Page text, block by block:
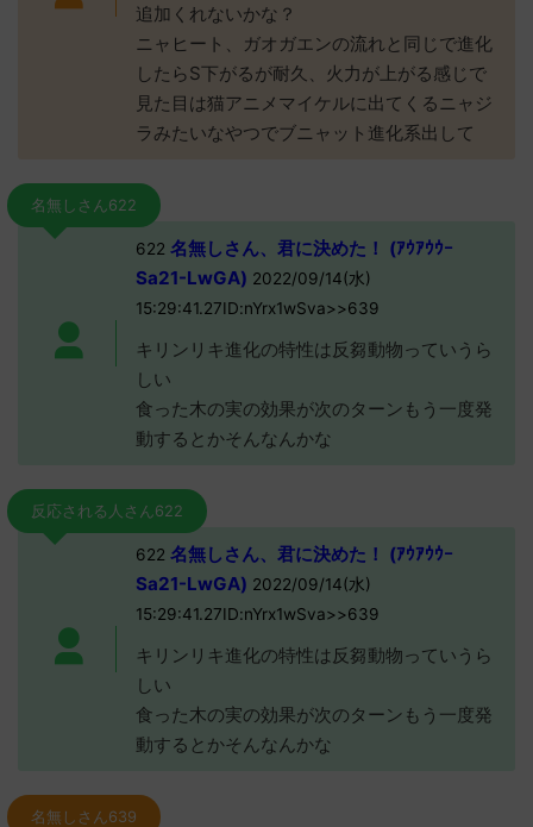
追加くれないかな？
ニャヒート、ガオガエンの流れと同じで進化
したらS下がるが耐久、火力が上がる感じで
見た目は猫アニメマイケルに出てくるニャジ
ラみたいなやつでブニャット進化系出して
名無しさん622
622 名無しさん、君に決めた！ (ｱｳｱｳｳｰ
Sa21-LwGA) 2022/09/14(水)
15:29:41.27ID:nYrx1wSva>>639
キリンリキ進化の特性は反芻動物っていうら
しい
食った木の実の効果が次のターンもう一度発
動するとかそんなんかな
反応される人さん622
622 名無しさん、君に決めた！ (ｱｳｱｳｳｰ
Sa21-LwGA) 2022/09/14(水)
15:29:41.27ID:nYrx1wSva>>639
キリンリキ進化の特性は反芻動物っていうら
しい
食った木の実の効果が次のターンもう一度発
動するとかそんなんかな
名無しさん639